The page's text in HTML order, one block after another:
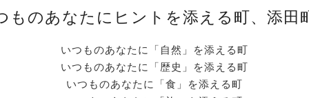
ものあなたにヒントを添える町、添田
いつものあなたに「自然」を添える町
いつものあなたに「歴史」を添える町
いつものあなたに「食」を添える町